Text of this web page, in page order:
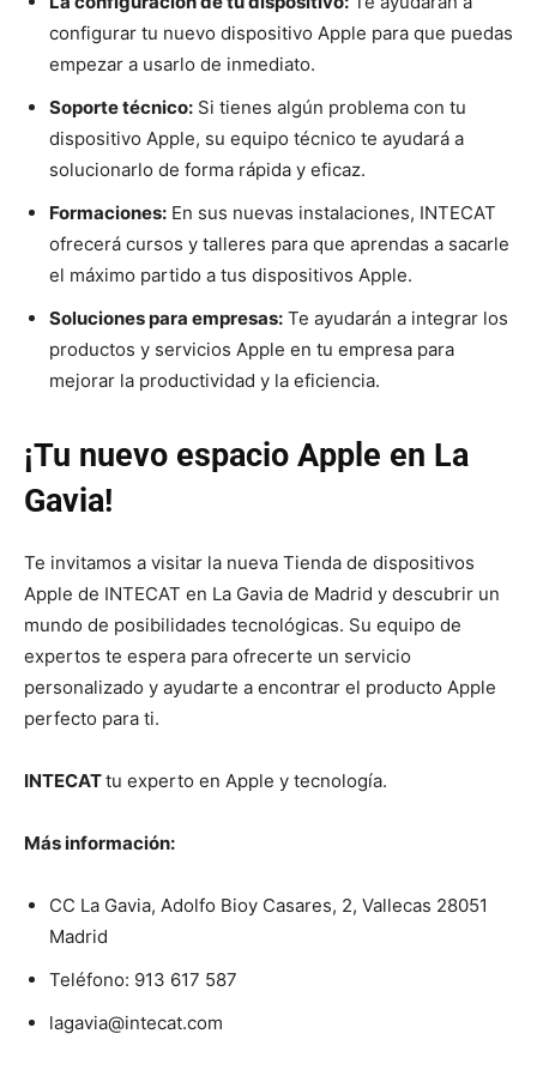
configurar tu nuevo dispositivo Apple para que puedas
empezar a usarlo de inmediato.
Soporte técnico: Si tienes algún problema con tu
dispositivo Apple, su equipo técnico te ayudará a
solucionarlo de forma rápida y eficaz.
Formaciones: En sus nuevas instalaciones, INTECAT
ofrecerá cursos y talleres para que aprendas a sacarle
el máximo partido a tus dispositivos Apple.
Soluciones para empresas: Te ayudarán a integrar los
productos y servicios Apple en tu empresa para
mejorar la productividad y la eficiencia.
¡Tu nuevo espacio Apple en La
Gavia!
Te invitamos a visitar la nueva Tienda de dispositivos
Apple de INTECAT en La Gavia de Madrid y descubrir un
mundo de posibilidades tecnológicas. Su equipo de
expertos te espera para ofrecerte un servicio
personalizado y ayudarte a encontrar el producto Apple
perfecto para ti.
INTECATtu experto en Apple y tecnología.
Más información:
CC La Gavia, Adolfo Bioy Casares, 2, Vallecas 28051
Madrid
Teléfono: 913 617 587
lagavia@intecat.com